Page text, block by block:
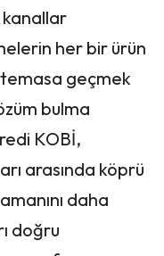
kanallar
her bir ürün
geçmek
bulma
KOBİ,
arasında köprü
daha
doğru